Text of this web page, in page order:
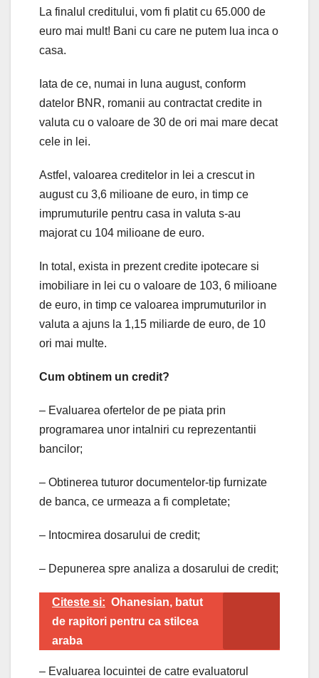
La finalul creditului, vom fi platit cu 65.000 de
euro mai mult! Bani cu care ne putem lua inca o
casa.
Iata de ce, numai in luna august, conform
datelor BNR, romanii au contractat credite in
valuta cu o valoare de 30 de ori mai mare decat
cele in lei.
Astfel, valoarea creditelor in lei a crescut in
august cu 3,6 milioane de euro, in timp ce
imprumuturile pentru casa in valuta s-au
majorat cu 104 milioane de euro.
In total, exista in prezent credite ipotecare si
imobiliare in lei cu o valoare de 103, 6 milioane
de euro, in timp ce valoarea imprumuturilor in
valuta a ajuns la 1,15 miliarde de euro, de 10
ori mai multe.
Cum obtinem un credit?
– Evaluarea ofertelor de pe piata prin
programarea unor intalniri cu reprezentantii
bancilor;
– Obtinerea tuturor documentelor-tip furnizate
de banca, ce urmeaza a fi completate;
– Intocmirea dosarului de credit;
– Depunerea spre analiza a dosarului de credit;
Citeste si: Ohanesian, batut
de rapitori pentru ca stilcea
araba
– Evaluarea locuintei de catre evaluatorul